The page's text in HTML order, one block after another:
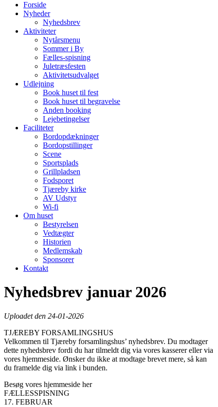
Forside
Nyheder
Nyhedsbrev
Aktiviteter
Nytårsmenu
Sommer i By
Fælles-spisning
Juletræsfesten
Aktivitetsudvalget
Udlejning
Book huset til fest
Book huset til begravelse
Anden booking
Lejebetingelser
Faciliteter
Bordopdækninger
Bordopstillinger
Scene
Sportsplads
Grillpladsen
Fodsporet
Tjæreby kirke
AV Udstyr
Wi-fi
Om huset
Bestyrelsen
Vedtægter
Historien
Medlemskab
Sponsorer
Kontakt
Nyhedsbrev januar 2026
Uploadet den 24-01-2026
TJÆREBY FORSAMLINGSHUS
Velkommen til Tjæreby forsamlingshus’ nyhedsbrev. Du modtager
dette nyhedsbrev fordi du har tilmeldt dig via vores kasserer eller via
vores hjemmeside. Ønsker du ikke at modtage brevet mere, så kan
du framelde dig via link i bunden.
Besøg vores hjemmeside her
FÆLLESSPISNING
17. FEBRUAR